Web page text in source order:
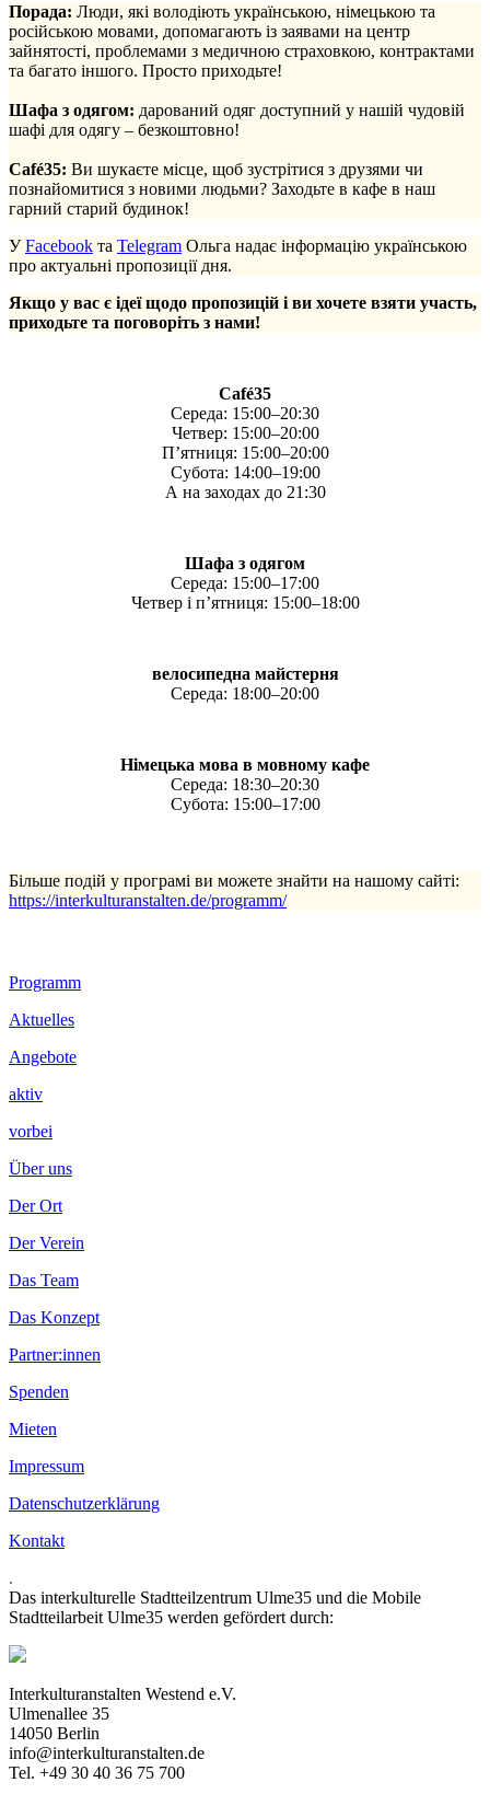
Порада: Люди, які володіють українською, німецькою та
російською мовами, допомагають із заявами на центр
зайнятості, проблемами з медичною страховкою, контрактами
та багато іншого. Просто приходьте!
Шафа з одягом: дарований одяг доступний у нашій чудовій
шафі для одягу – безкоштовно!
Café35: Ви шукаєте місце, щоб зустрітися з друзями чи
познайомитися з новими людьми? Заходьте в кафе в наш
гарний старий будинок!
УFacebook та Telegram Ольга надає інформацію українською
про актуальні пропозиції дня.
Якщо у вас є ідеї щодо пропозицій і ви хочете взяти участь,
приходьте та поговоріть з нами!
Café35
Середа: 15:00–20:30
Четвер: 15:00–20:00
П’ятниця: 15:00–20:00
Субота: 14:00–19:00
А на заходах до 21:30
Шафа з одягом
Середа: 15:00–17:00
Четвер і п’ятниця: 15:00–18:00
велосипедна майстерня
Середа: 18:00–20:00
Німецька мова в мовному кафе
Середа: 18:30–20:30
Субота: 15:00–17:00
Більше подій у програмі ви можете знайти на нашому сайті:
https://interkulturanstalten.de/programm/
Footer
Inhalt
Programm
Aktuelles
Angebote
aktiv
vorbei
Über uns
Der Ort
Der Verein
Das Team
Das Konzept
Partner:innen
Spenden
Mieten
Impressum
Datenschutzerklärung
Kontakt
.
Das interkulturelle Stadtteilzentrum Ulme35 und die Mobile
Stadtteilarbeit Ulme35 werden gefördert durch:
Interkulturanstalten Westend e.V.
Ulmenallee 35
14050 Berlin
info@interkulturanstalten.de
Tel. +49 30 40 36 75 700